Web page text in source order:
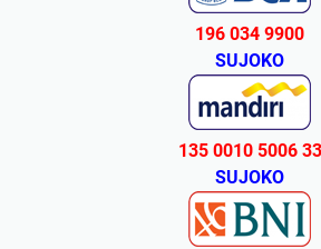
196 034 9900
SUJOKO
135 0010 5006 33
SUJOKO